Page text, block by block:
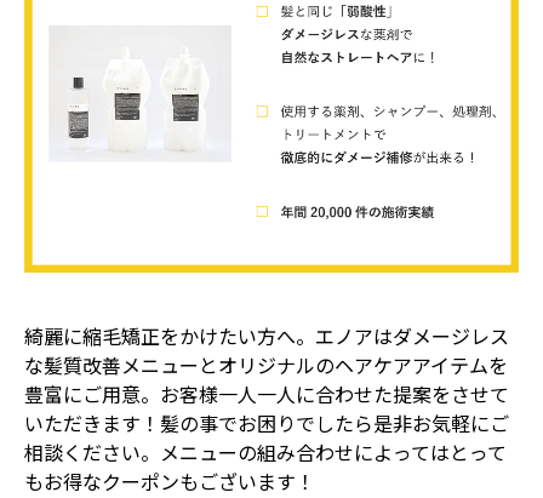
綺麗に縮毛矯正をかけたい方へ。エノアはダメージレス
な髪質改善メニューとオリジナルのヘアケアアイテムを
豊富にご用意。お客様一人一人に合わせた提案をさせて
いただきます！髪の事でお困りでしたら是非お気軽にご
相談ください。メニューの組み合わせによってはとって
もお得なクーポンもございます！